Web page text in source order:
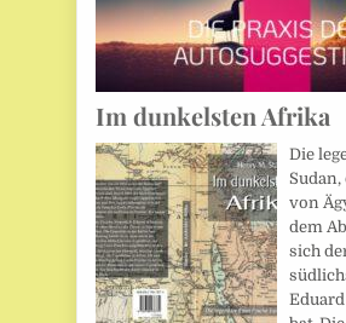
Im dunkelsten Afrika
Die
von
dem
sich